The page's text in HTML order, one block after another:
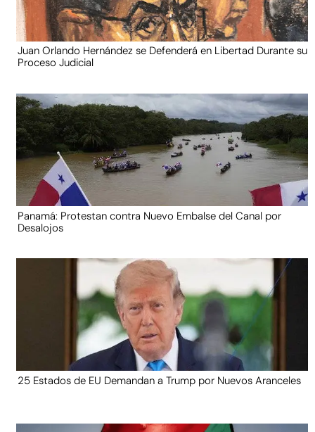
Juan Orlando Hernández se Defenderá en Libertad Durante su
Proceso Judicial
Panamá: Protestan contra Nuevo Embalse del Canal por
Desalojos
25 Estados de EU Demandan a Trump por Nuevos Aranceles